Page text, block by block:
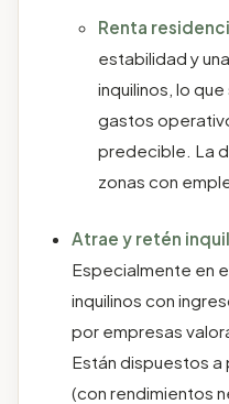
Renta
estabilidad y
inquilinos, lo
gastos
predecible. La
zonas con
Atrae y retén
Especialmente en
inquilinos con
por empresas
Están dispuestos a
(con rendimientos